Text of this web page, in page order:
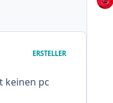
ERSTELLER
keinen pc